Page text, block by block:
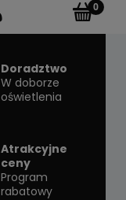
Doradztwo
W doborze
oświetlenia
Atrakcyjne
ceny
Program
rabatowy